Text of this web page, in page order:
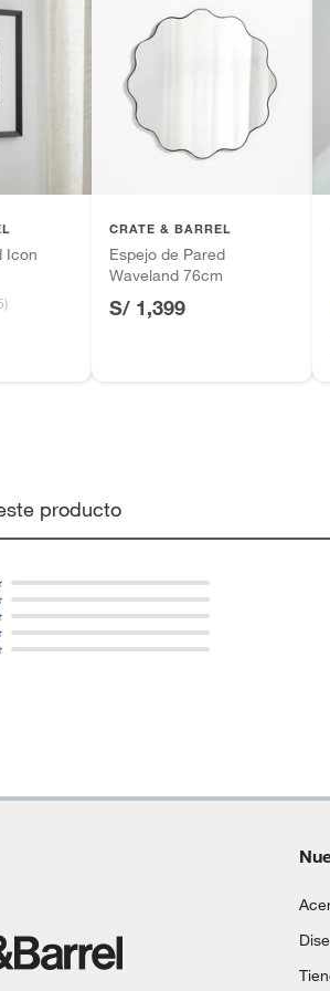
No
bicicletas motorizadas.
electrónicos.
Icon
CRATE & BARREL
Espejo de Pared
Waveland 76cm
S/ 1,399
producto